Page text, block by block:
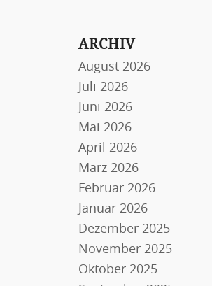
ARCHIV
August 2026
Juli 2026
Juni 2026
Mai 2026
April 2026
März 2026
Februar 2026
Januar 2026
Dezember 2025
November 2025
Oktober 2025